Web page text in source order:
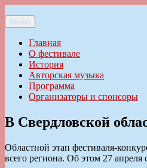
к
содержимому
Ильменский фестиваль авторской
Меню
Главная
О фестивале
История
Авторская музыка
Программа
Организаторы и спонсоры
В Свердловской
Областной этап фестиваля-
всего региона. Об этом 27